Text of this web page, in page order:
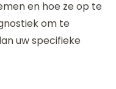
en hoe ze op te
om te
uw specifieke